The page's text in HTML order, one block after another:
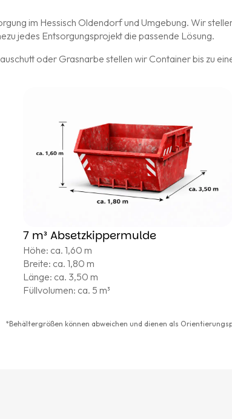
im Hessisch Oldendorf und Umgebung. Wir
jedes Entsorgungsprojekt die passende Lösung.
oder Grasnarbe stellen wir Container bis zu
7 m³ Absetzkippermulde
Höhe: ca. 1,60 m
Breite: ca. 1,80 m
Länge: ca. 3,50 m
Füllvolumen: ca. 5 m³
*Behältergrößen können abweichen und dienen als